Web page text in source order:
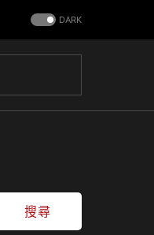
DARK
搜尋